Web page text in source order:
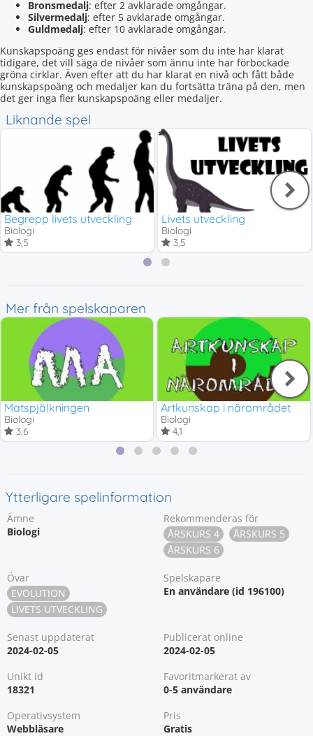
Bronsmedalj: efter 2 avklarade omgångar.
Silvermedalj: efter 5 avklarade omgångar.
Guldmedalj: efter 10 avklarade omgångar.
Kunskapspoäng ges endast för nivåer som du inte har klarat
tidigare, det vill säga de nivåer som ännu inte har förbockade
gröna cirklar. Även efter att du har klarat en nivå och fått både
kunskapspoäng och medaljer kan du fortsätta träna på den, men
det ger inga fler kunskapspoäng eller medaljer.
Liknande spel
Begrepp livets utveckling
Biologi
3,5
Livets utveckling
Biologi
3,5
Mer från spelskaparen
Matspjälkningen
Biologi
3,6
Artkunskap i närområdet
Biologi
4,1
Ytterligare spelinformation
Ämne
Biologi
Rekommenderas för
ÅRSKURS 4
ÅRSKURS 5
ÅRSKURS 6
Övar
EVOLUTION
LIVETS UTVECKLING
Spelskapare
En användare (id 196100)
Senast uppdaterat
2024-02-05
Publicerat online
2024-02-05
Unikt id
18321
Favoritmarkerat av
0-5 användare
Operativsystem
Webbläsare
Pris
Gratis